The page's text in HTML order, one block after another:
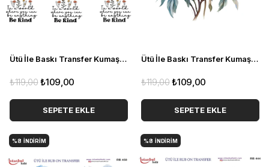
Ütü İle Baskı Transfer Kumaş Ve Ahşap Rubon 30 x 30 cm Yazı Detaylı RB 458
₺109,00
₺119,00
SEPETE EKLE
Ütü İle Baskı Transfer Kumaş Ve Ahşap Rubon 30 x 30 cm Çiçekler RB 449
₺109,00
₺119,00
SEPETE EKLE
%8 İNDIRIM %8 İNDIRIM